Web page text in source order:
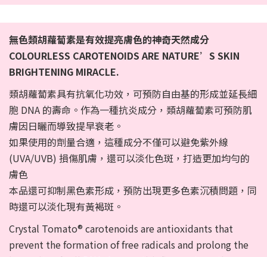
無色類胡蘿蔔素是有效提亮膚色的神奇天然成分
COLOURLESS CAROTENOIDS ARE NATURE’S SKIN
BRIGHTENING MIRACLE.
類胡蘿蔔素具有抗氧化功效，可預防自由基的形成並延長細
胞 DNA 的壽命。作為一種抗炎成分，類胡蘿蔔素可預防肌
膚因日曬而導致提早衰老。
如果使用的劑量合適，這種成分不僅可以避免紫外線
(UVA/UVB) 損傷肌膚，還可以淡化色斑，打造更加均勻的
膚色
本品還可抑制黑色素形成，預防出現更多色素沉積問題，同
時還可以淡化現有黃褐斑。
Crystal Tomato® carotenoids are antioxidants that
prevent the formation of free radicals and prolong the